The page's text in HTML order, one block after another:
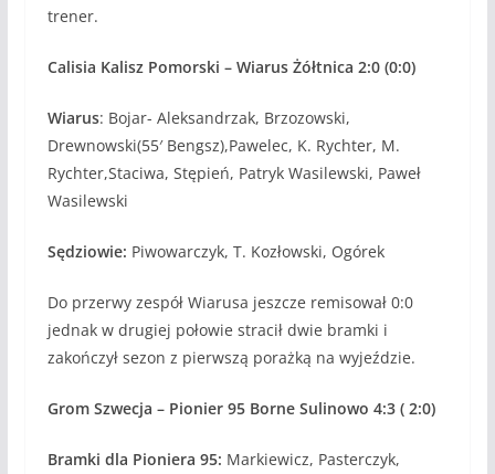
trener.
Calisia Kalisz Pomorski – Wiarus Żółtnica 2:0 (0:0)
Wiarus: Bojar- Aleksandrzak, Brzozowski,
Drewnowski(55′ Bengsz),Pawelec, K. Rychter, M.
Rychter,Staciwa, Stępień, Patryk Wasilewski, Paweł
Wasilewski
Sędziowie: Piwowarczyk, T. Kozłowski, Ogórek
Do przerwy zespół Wiarusa jeszcze remisował 0:0
jednak w drugiej połowie stracił dwie bramki i
zakończył sezon z pierwszą porażką na wyjeździe.
Grom Szwecja – Pionier 95 Borne Sulinowo 4:3 ( 2:0)
Bramki dla Pioniera 95: Markiewicz, Pasterczyk,